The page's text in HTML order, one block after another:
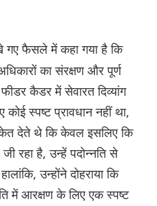
गए फैसले में कहा गया है कि
का संरक्षण और पूर्ण
कैडर में सेवारत दिव्यांग
स्पष्ट प्रावधान नहीं था,
देते थे कि केवल इसलिए कि
जी रहा है, उन्हें पदोन्नति से
उन्होंने दोहराया कि
में आरक्षण के लिए एक स्पष्ट